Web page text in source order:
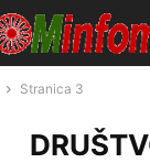
Stranica 3